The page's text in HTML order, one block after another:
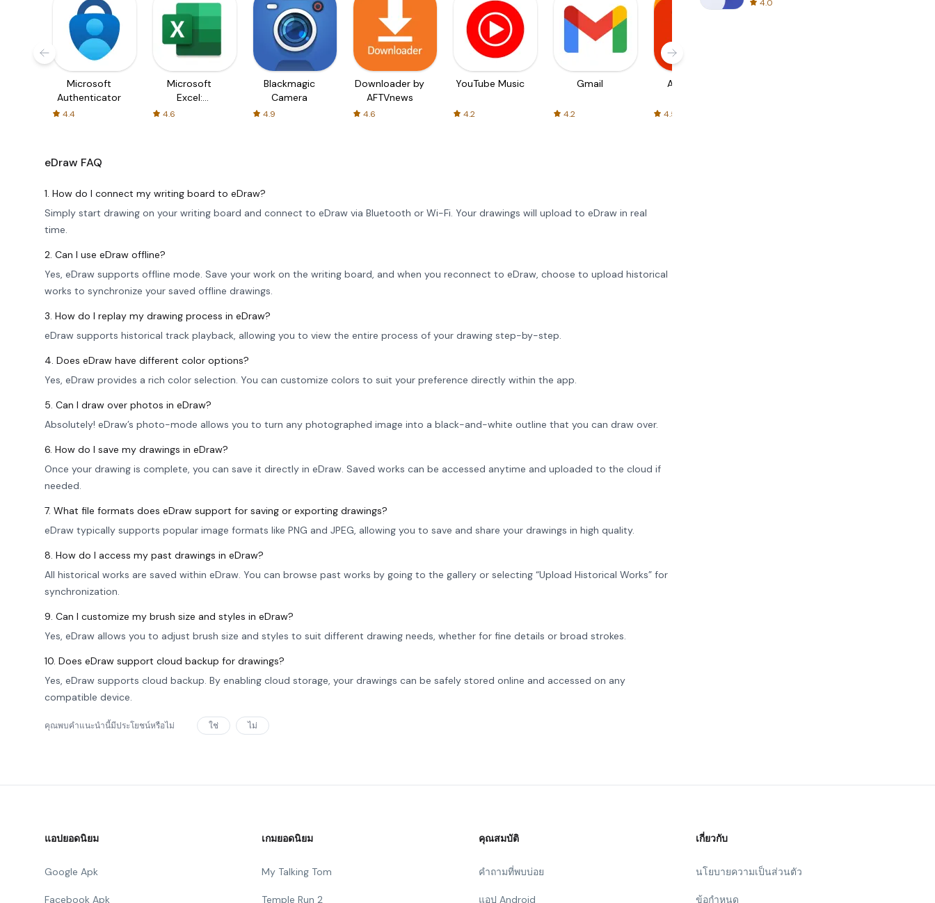
Microsoft
Authenticator
4.4
Microsoft
Excel:
Spreadsheets
4.6
Blackmagic
Camera
4.9
Downloader by
AFTVnews
4.6
YouTube Music
4.2
Gmail
4.2
AliExpress
4.5
eDraw FAQ
1. How do I connect my writing board to eDraw?
Simply start drawing on your writing board and connect to eDraw via Bluetooth or Wi-Fi. Your drawings will upload to eDraw in real
time.
2. Can I use eDraw offline?
Yes, eDraw supports offline mode. Save your work on the writing board, and when you reconnect to eDraw, choose to upload historical
works to synchronize your saved offline drawings.
3. How do I replay my drawing process in eDraw?
eDraw supports historical track playback, allowing you to view the entire process of your drawing step-by-step.
4. Does eDraw have different color options?
Yes, eDraw provides a rich color selection. You can customize colors to suit your preference directly within the app.
5. Can I draw over photos in eDraw?
Absolutely! eDraw’s photo-mode allows you to turn any photographed image into a black-and-white outline that you can draw over.
6. How do I save my drawings in eDraw?
Once your drawing is complete, you can save it directly in eDraw. Saved works can be accessed anytime and uploaded to the cloud if
needed.
7. What file formats does eDraw support for saving or exporting drawings?
eDraw typically supports popular image formats like PNG and JPEG, allowing you to save and share your drawings in high quality.
8. How do I access my past drawings in eDraw?
All historical works are saved within eDraw. You can browse past works by going to the gallery or selecting “Upload Historical Works” for
synchronization.
9. Can I customize my brush size and styles in eDraw?
Yes, eDraw allows you to adjust brush size and styles to suit different drawing needs, whether for fine details or broad strokes.
10. Does eDraw support cloud backup for drawings?
Yes, eDraw supports cloud backup. By enabling cloud storage, your drawings can be safely stored online and accessed on any
compatible device.
คุณพบคำแนะนำนี้มีประโยชน์หรือไม่ ใช่ ไม่
4.0
แอปยอดนิยม
Google Apk
Facebook Apk
เกมยอดนิยม
My Talking Tom
Temple Run 2
คุณสมบัติ
คำถามที่พบบ่อย
แอป Android
เกี่ยวกับ
นโยบายความเป็นส่วนตัว
ข้อกำหนด